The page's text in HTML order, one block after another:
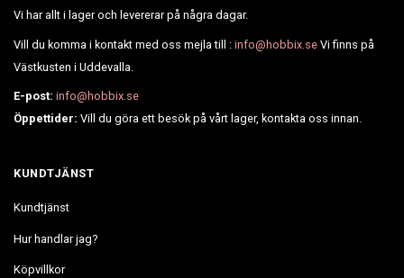
Vi har allt i lager och levererar på några dagar.
Vill du komma i kontakt med oss mejla till :info@hobbix.se Vi finns på
Västkusten i Uddevalla.
E-post: info@hobbix.se
Öppettider: Vill du göra ett besök på vårt lager, kontakta oss innan.
KUNDTJÄNST
Kundtjänst
Hur handlar jag?
Köpvillkor